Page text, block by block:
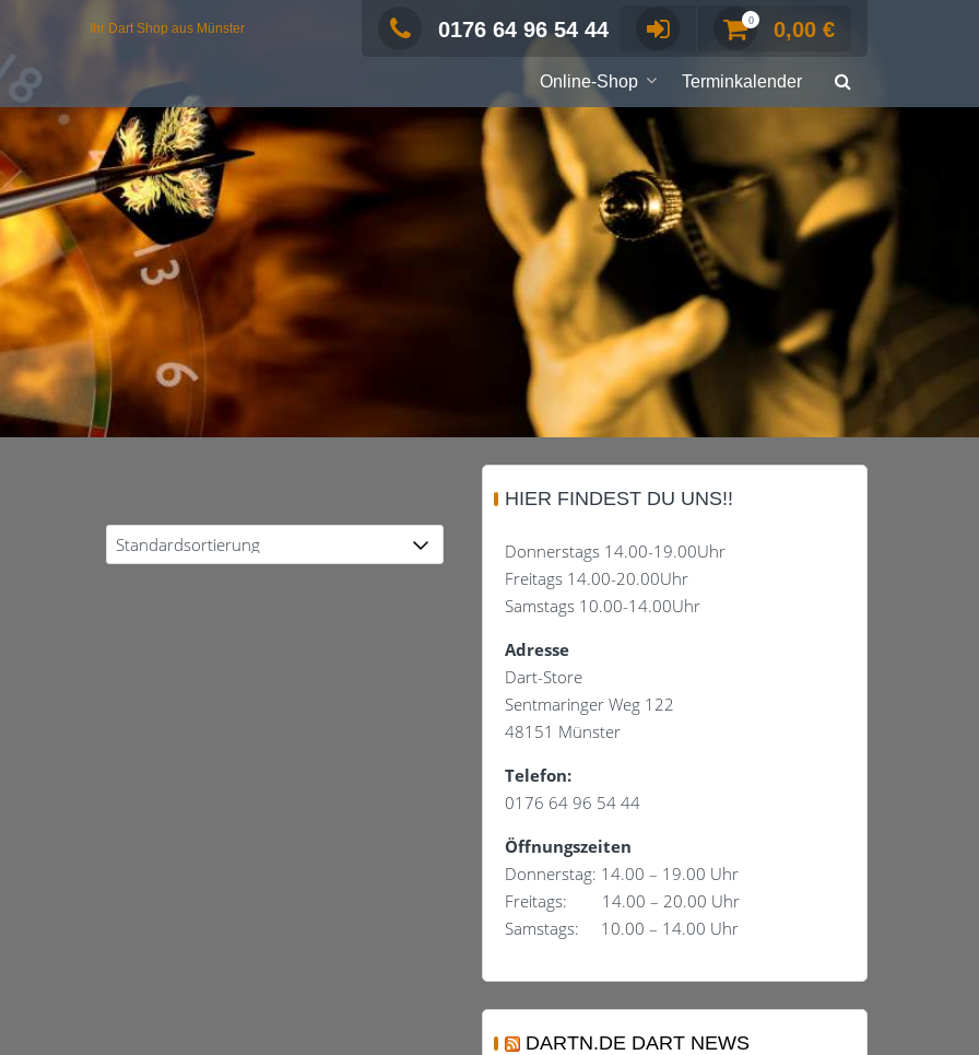
Ihr Dart Shop aus Münster 0176 64 96 54 44 0 0,00 €
Online-Shop Terminkalender
HIER FINDEST DU UNS!!
Donnerstags 14.00-19.00Uhr
Freitags 14.00-20.00Uhr
Samstags 10.00-14.00Uhr
Adresse
Dart-Store
Sentmaringer Weg 122
48151 Münster
Telefon:
0176 64 96 54 44
Öffnungszeiten
Donnerstag: 14.00 – 19.00 Uhr
Freitags: 14.00 – 20.00 Uhr
Samstags: 10.00 – 14.00 Uhr
DARTN.DE DART NEWS